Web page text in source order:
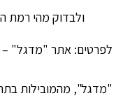
ולבדוק מהי רמת
לפרטים: אתר "מדגל" –